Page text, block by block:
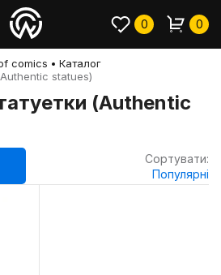
0 0
comics
Каталог
statues)
(Authentic
Сортувати:
Популярні